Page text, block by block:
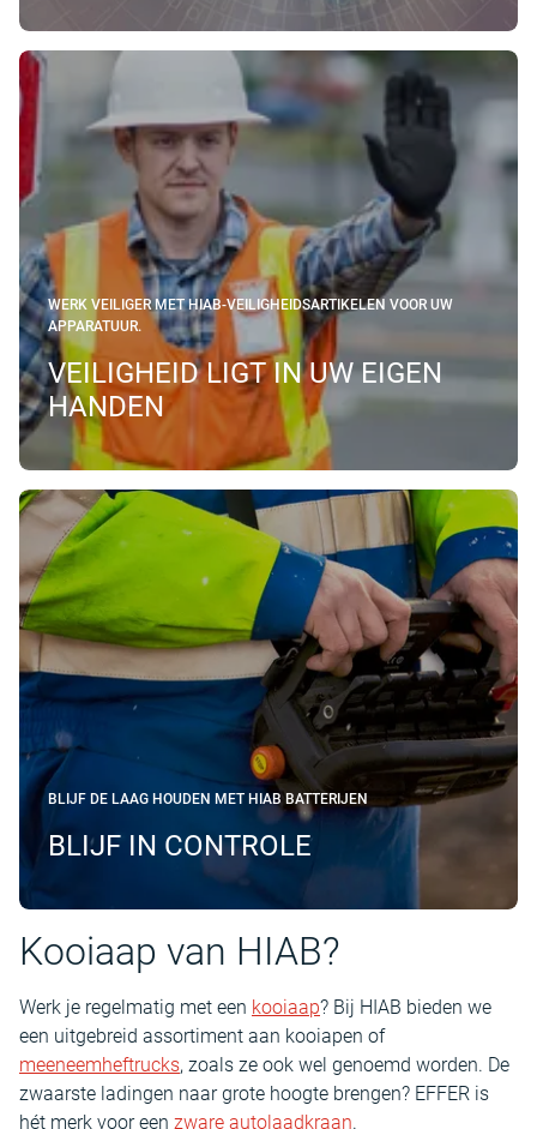
WERK VEILIGER MET HIAB-VEILIGHEIDSARTIKELEN VOOR UW
APPARATUUR.
VEILIGHEID LIGT IN UW EIGEN
HANDEN
BLIJF DE LAAG HOUDEN MET HIAB BATTERIJEN
BLIJF IN CONTROLE
Kooiaap van HIAB?
Werk je regelmatig met een kooiaap? Bij HIAB bieden we
een uitgebreid assortiment aan kooiapen of
meeneemheftrucks, zoals ze ook wel genoemd worden. De
zwaarste ladingen naar grote hoogte brengen? EFFER is
hét merk voor een zware autolaadkraan.